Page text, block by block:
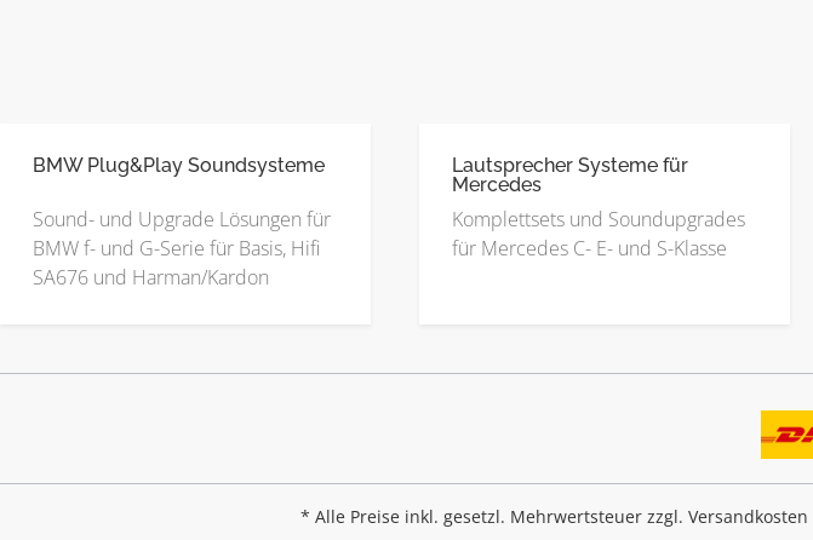
BMW Plug&Play Soundsysteme
Sound- und Upgrade Lösungen für
BMW f- und G-Serie für Basis, Hifi
SA676 und Harman/Kardon
Lautsprecher Systeme für
Mercedes
Komplettsets und Soundupgrades
für Mercedes C- E- und S-Klasse
* Alle Preise inkl. gesetzl. Mehrwertsteuer zzgl. Versandkosten